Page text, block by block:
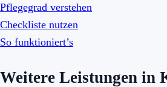
Pflegegrad verstehen
Checkliste nutzen
So funktioniert’s
Weitere Leistungen in